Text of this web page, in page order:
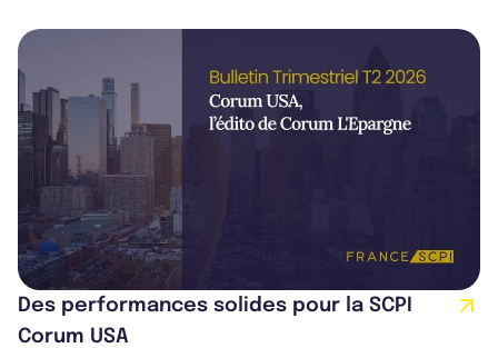
Des performances solides pour la SCPI
Corum USA